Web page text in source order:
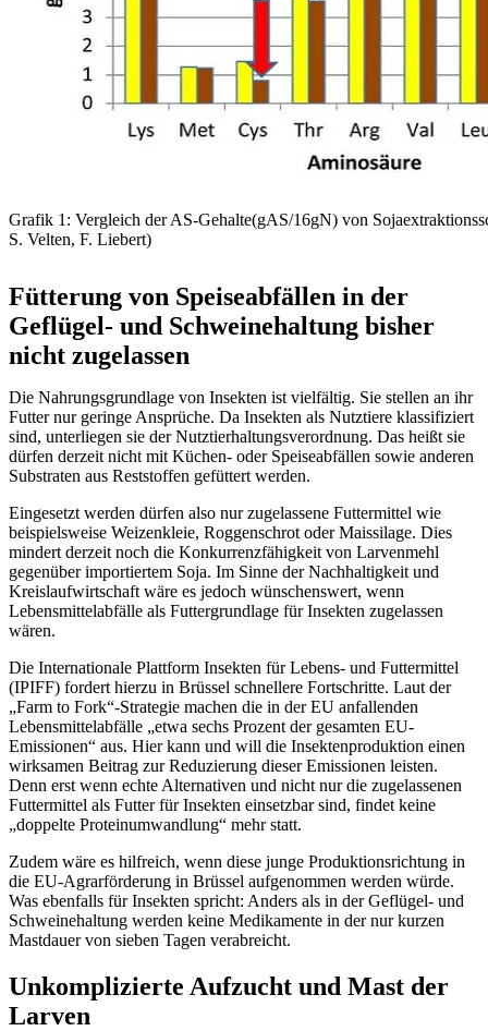
Grafik 1: Vergleich der AS-Gehalte(gAS/16gN) von
S. Velten, F. Liebert)
Fütterung von Speiseabfällen in der
Geflügel- und Schweinehaltung bisher
nicht zugelassen
Die Nahrungsgrundlage von Insekten ist vielfältig. Sie stellen an ihr
Futter nur geringe Ansprüche. Da Insekten als Nutztiere klassifiziert
sind, unterliegen sie der Nutztierhaltungsverordnung. Das heißt sie
dürfen derzeit nicht mit Küchen- oder Speiseabfällen sowie anderen
Substraten aus Reststoffen gefüttert werden.
Eingesetzt werden dürfen also nur zugelassene Futtermittel wie
beispielsweise Weizenkleie, Roggenschrot oder Maissilage. Dies
mindert derzeit noch die Konkurrenzfähigkeit von Larvenmehl
gegenüber importiertem Soja. Im Sinne der Nachhaltigkeit und
Kreislaufwirtschaft wäre es jedoch wünschenswert, wenn
Lebensmittelabfälle als Futtergrundlage für Insekten zugelassen
wären.
Die Internationale Plattform Insekten für Lebens- und Futtermittel
(IPIFF) fordert hierzu in Brüssel schnellere Fortschritte. Laut der
„Farm to Fork“-Strategie machen die in der EU anfallenden
Lebensmittelabfälle „etwa sechs Prozent der gesamten EU-
Emissionen“ aus. Hier kann und will die Insektenproduktion einen
wirksamen Beitrag zur Reduzierung dieser Emissionen leisten.
Denn erst wenn echte Alternativen und nicht nur die zugelassenen
Futtermittel als Futter für Insekten einsetzbar sind, findet keine
„doppelte Proteinumwandlung“ mehr statt.
Zudem wäre es hilfreich, wenn diese junge Produktionsrichtung in
die EU-Agrarförderung in Brüssel aufgenommen werden würde.
Was ebenfalls für Insekten spricht: Anders als in der Geflügel- und
Schweinehaltung werden keine Medikamente in der nur kurzen
Mastdauer von sieben Tagen verabreicht.
Unkomplizierte Aufzucht und Mast der
Larven